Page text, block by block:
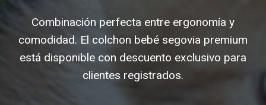
Combinación perfecta entre ergonomía y
comodidad. El colchon bebé segovia premium
está disponible con descuento exclusivo para
clientes registrados.